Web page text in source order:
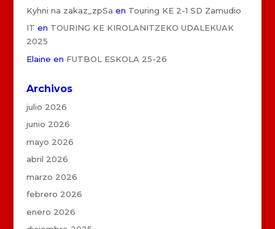
Kyhni na zakaz_zpSa en Touring KE 2-1 SD Zamudio
IT en TOURING KE KIROLANITZEKO UDALEKUAK
2025
Elaine en FUTBOL ESKOLA 25-26
Archivos
julio 2026
junio 2026
mayo 2026
abril 2026
marzo 2026
febrero 2026
enero 2026